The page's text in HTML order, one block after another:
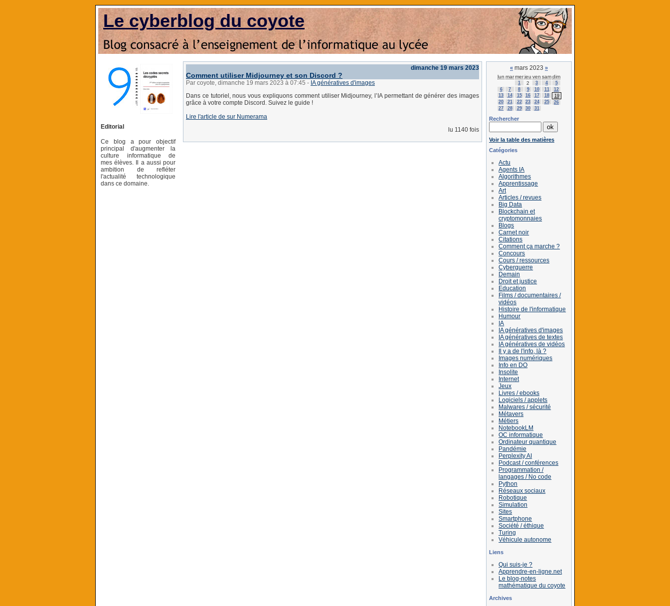
Le cyberblog du coyote
Editorial
Ce blog a pour objectif
principal d'augmenter la
culture informatique de
mes élèves. Il a aussi pour
ambition de refléter
l'actualité technologique
dans ce domaine.
dimanche 19 mars 2023
Comment utiliser Midjourney et son Discord ?
Par coyote, dimanche 19 mars 2023 à 07:45 - IA génératives d'images
Dans ce tutoriel, nous vous expliquons comment utiliser Midjourney, l’IA permettant de générer des images
grâce à votre compte Discord. Suivez le guide !
Lire l'article de sur Numerama
lu 1140 fois
« mars 2023 »
lun marmerjeu ven samdim
1 2 3 4
5
6
7 8 9 10 11
12
13
14 15 16 17 18
19
20
21 22 23 24 25
26
27
28 29 30 31
Rechercher
Voir la table des matières
Catégories
Actu
Agents IA
Algorithmes
Apprentissage
Art
Articles / revues
Big Data
Blockchain et
cryptomonnaies
Blogs
Carnet noir
Citations
Comment ça marche ?
Concours
Cours / ressources
Cyberguerre
Demain
Droit et justice
Education
Films / documentaires /
vidéos
Histoire de l'informatique
Humour
IA
IA génératives d'images
IA génératives de textes
IA génératives de vidéos
Il y a de l'info, là ?
Images numériques
Info en DO
Insolite
Internet
Jeux
Livres / ebooks
Logiciels / applets
Malwares / sécurité
Métavers
Métiers
NotebookLM
OC informatique
Ordinateur quantique
Pandémie
Perplexity AI
Podcast / conférences
Programmation /
langages / No code
Python
Réseaux sociaux
Robotique
Simulation
Sites
Smartphone
Société / éthique
Turing
Véhicule autonome
Liens
Qui suis-je ?
Apprendre-en-ligne.net
Le blog-notes
mathématique du coyote
Archives